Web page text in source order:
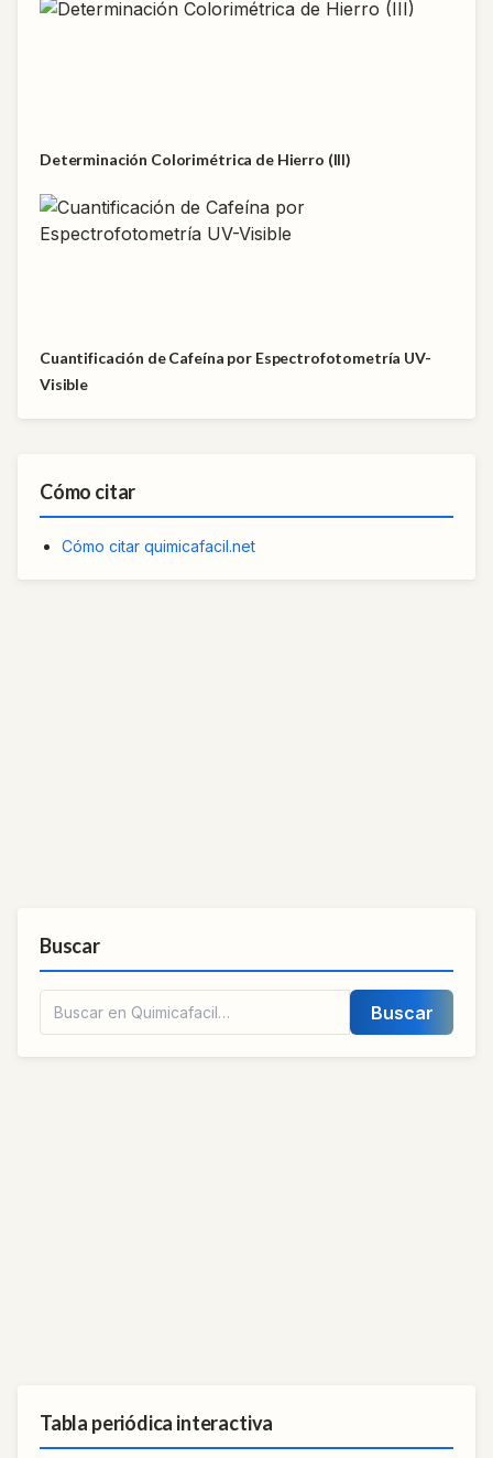
Determinación Colorimétrica de Hierro (III)
Cuantificación de Cafeína por Espectrofotometría UV-
Visible
Cómo citar
Cómo citar quimicafacil.net
Buscar
Buscar
Tabla periódica interactiva